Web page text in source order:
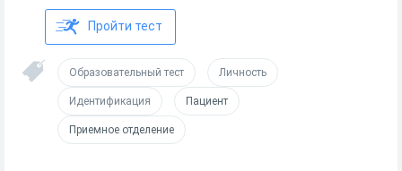
Пройти тест
Образовательный тест Личность
Идентификация Пациент
Приемное отделение